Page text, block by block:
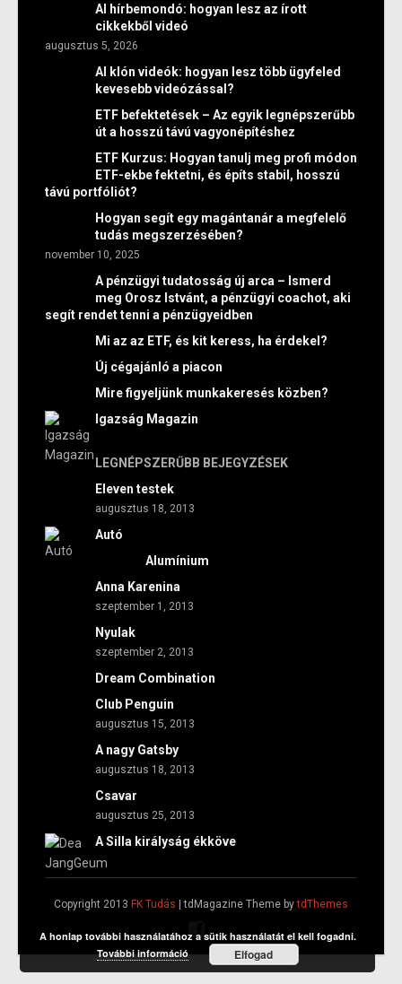
AI hírbemondó: hogyan lesz az írott
cikkekből videó
augusztus 5, 2026
AI klón videók: hogyan lesz több ügyfeled
kevesebb videózással?
ETF befektetések – Az egyik legnépszerűbb
út a hosszú távú vagyonépítéshez
ETF Kurzus: Hogyan tanulj meg profi módon
ETF-ekbe fektetni, és építs stabil, hosszú
távú portfóliót?
Hogyan segít egy magántanár a megfelelő
tudás megszerzésében?
november 10, 2025
A pénzügyi tudatosság új arca – Ismerd
meg Orosz Istvánt, a pénzügyi coachot, aki
segít rendet tenni a pénzügyeidben
Mi az az ETF, és kit keress, ha érdekel?
Új cégajánló a piacon
Mire figyeljünk munkakeresés közben?
Igazság Magazin
LEGNÉPSZERŰBB BEJEGYZÉSEK
Eleven testek
augusztus 18, 2013
Autó
Alumínium
Anna Karenina
szeptember 1, 2013
Nyulak
szeptember 2, 2013
Dream Combination
Club Penguin
augusztus 15, 2013
A nagy Gatsby
augusztus 18, 2013
Csavar
augusztus 25, 2013
A Silla királyság ékköve
Copyright 2013 FK Tudás | tdMagazine Theme bytdThemes
A honlap további használatához a sütik használatát el kell fogadni.
További információ
Elfogad